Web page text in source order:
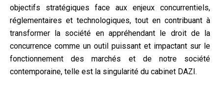
objectifs stratégiques face aux enjeux concurrentiels,
réglementaires et technologiques, tout en contribuant à
transformer la société en appréhendant le droit de la
concurrence comme un outil puissant et impactant sur le
fonctionnement des marchés et de notre société
contemporaine, telle est la singularité du cabinet DAZI.